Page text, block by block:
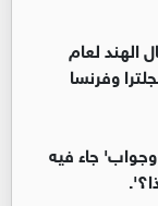
الهند لعام
وفرنسا
جاء فيه